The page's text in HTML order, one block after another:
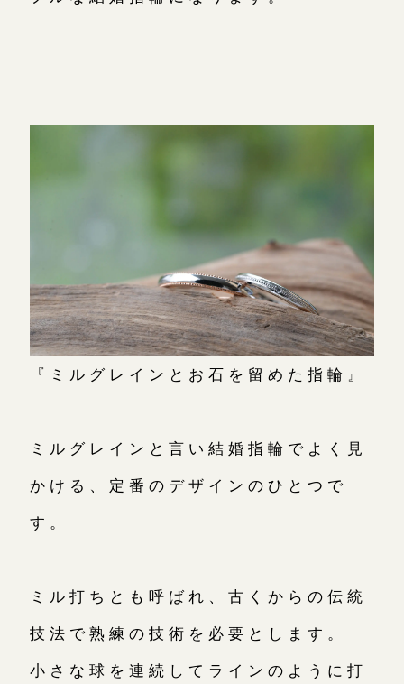
『ミルグレインとお石を留めた指輪』
ミルグレインと言い結婚指輪でよく見
かける、定番のデザインのひとつで
す。
ミル打ちとも呼ばれ、古くからの伝統
技法で熟練の技術を必要とします。
小さな球を連続してラインのように打